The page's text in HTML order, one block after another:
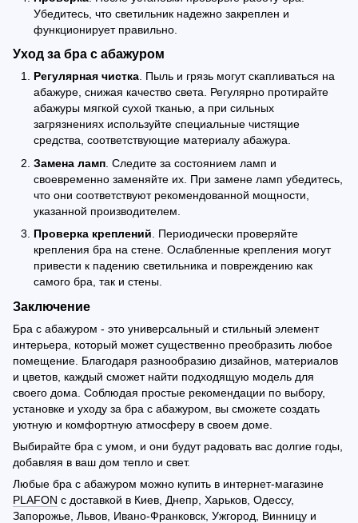
Убедитесь, что светильник надежно закреплен и
функционирует правильно.
Уход за бра с абажуром
Регулярная чистка. Пыль и грязь могут скапливаться на
абажуре, снижая качество света. Регулярно протирайте
абажуры мягкой сухой тканью, а при сильных
загрязнениях используйте специальные чистящие
средства, соответствующие материалу абажура.
Замена ламп . Следите за состоянием ламп и
своевременно заменяйте их. При замене ламп убедитесь,
что они соответствуют рекомендованной мощности,
указанной производителем.
Проверка креплений. Периодически проверяйте
крепления бра на стене. Ослабленные крепления могут
привести к падению светильника и повреждению как
самого бра, так и стены.
Заключение
Бра с абажуром - это универсальный и стильный элемент
интерьера, который может существенно преобразить любое
помещение. Благодаря разнообразию дизайнов, материалов
и цветов, каждый сможет найти подходящую модель для
своего дома. Соблюдая простые рекомендации по выбору,
установке и уходу за бра с абажуром, вы сможете создать
уютную и комфортную атмосферу в своем доме.
Выбирайте бра с умом, и они будут радовать вас долгие годы,
добавляя в ваш дом тепло и свет.
Любые бра с абажуром можно купить в интернет-магазине
PLAFON с доставкой в ​​Киев, Днепр, Харьков, Одессу,
Запорожье, Львов, Ивано-Франковск, Ужгород, Винницу и